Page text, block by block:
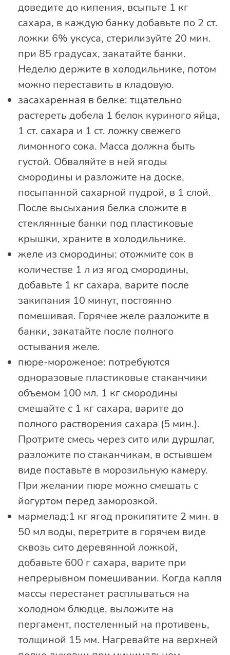
доведите до кипения, всыпьте 1 кг
сахара, в каждую банку добавьте по 2 ст.
ложки 6% уксуса, стерилизуйте 20 мин.
при 85 градусах, закатайте банки.
Неделю держите в холодильнике, потом
можно переставить в кладовую.
засахаренная в белке: тщательно
растереть добела 1 белок куриного яйца,
1 ст. сахара и 1 ст. ложку свежего
лимонного сока. Масса должна быть
густой. Обваляйте в ней ягоды
смородины и разложите на доске,
посыпанной сахарной пудрой, в 1 слой.
После высыхания белка сложите в
стеклянные банки под пластиковые
крышки, храните в холодильнике.
желе из смородины: отожмите сок в
количестве 1 л из ягод смородины,
добавьте 1 кг сахара, варите после
закипания 10 минут, постоянно
помешивая. Горячее желе разложите в
банки, закатайте после полного
остывания желе.
пюре-мороженое: потребуются
одноразовые пластиковые стаканчики
объемом 100 мл. 1 кг смородины
смешайте с 1 кг сахара, варите до
полного растворения сахара (5 мин.).
Протрите смесь через сито или дуршлаг,
разложите по стаканчикам, в остывшем
виде поставьте в морозильную камеру.
При желании пюре можно смешать с
йогуртом перед заморозкой.
мармелад:1 кг ягод прокипятите 2 мин. в
50 мл воды, перетрите в горячем виде
сквозь сито деревянной ложкой,
добавьте 600 г сахара, варите при
непрерывном помешивании. Когда капля
массы перестанет расплываться на
холодном блюдце, выложите на
пергамент, постеленный на противень,
толщиной 15 мм. Нагревайте на верхней